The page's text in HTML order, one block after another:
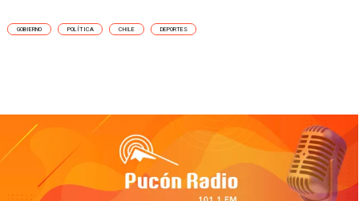
GOBIERNO POLÍTICA CHILE DEPORTES